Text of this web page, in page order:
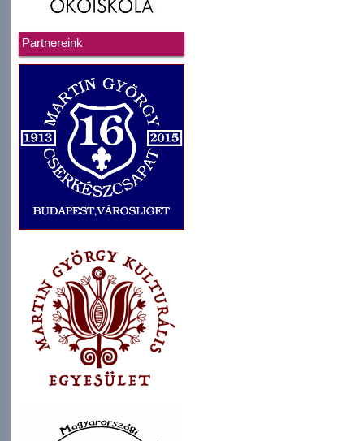
Partnereink